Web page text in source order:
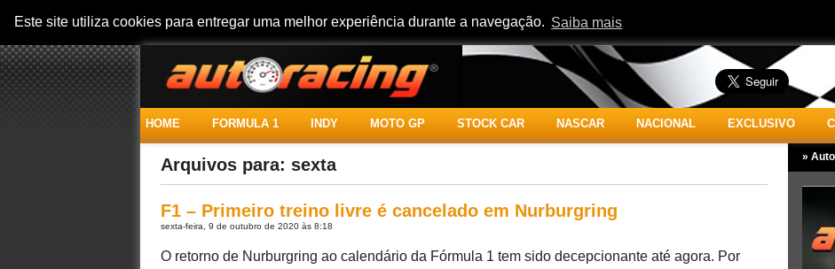
Este site utiliza cookies para entregar uma melhor experiência durante a navegação. Saiba mais
HOME FORMULA 1 INDY MOTO GP STOCK CAR NASCAR NACIONAL EXCLUSIVO
Arquivos para: sexta
F1 – Primeiro treino livre é cancelado em Nurburgring
sexta-feira, 9 de outubro de 2020 às 8:18
O retorno de Nurburgring ao calendário da Fórmula 1 tem sido decepcionante até agora. Por
»